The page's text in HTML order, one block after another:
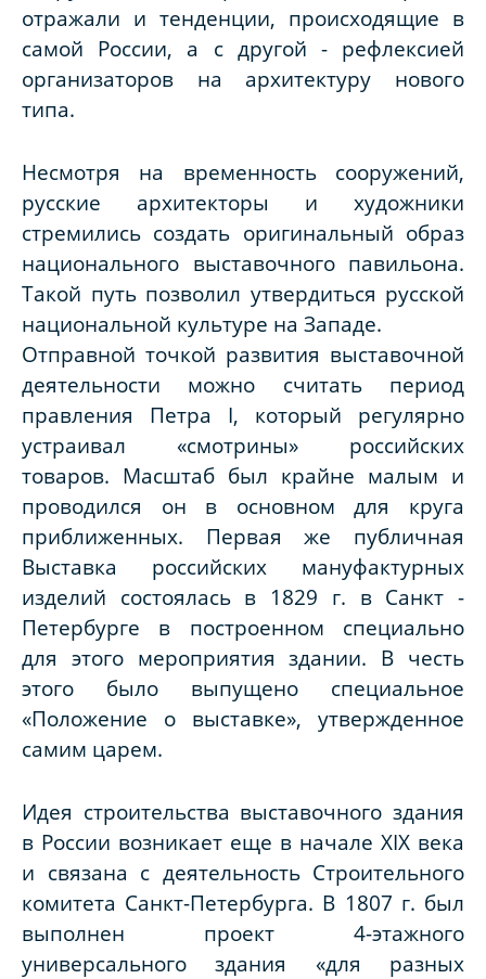
отражали и тенденции, происходящие в
самой России, а с другой - рефлексией
организаторов на архитектуру нового
типа.
Несмотря на временность сооружений,
русские архитекторы и художники
стремились создать оригинальный образ
национального выставочного павильона.
Такой путь позволил утвердиться русской
национальной культуре на Западе.
Отправной точкой развития выставочной
деятельности можно считать период
правления Петра I, который регулярно
устраивал «смотрины» российских
товаров. Масштаб был крайне малым и
проводился он в основном для круга
приближенных. Первая же публичная
Выставка российских мануфактурных
изделий состоялась в 1829 г. в Санкт -
Петербурге в построенном специально
для этого мероприятия здании. В честь
этого было выпущено специальное
«Положение о выставке», утвержденное
самим царем.
Идея строительства выставочного здания
в России возникает еще в начале XIX века
и связана с деятельность Строительного
комитета Санкт-Петербурга. В 1807 г. был
выполнен проект 4-этажного
универсального здания «для разных